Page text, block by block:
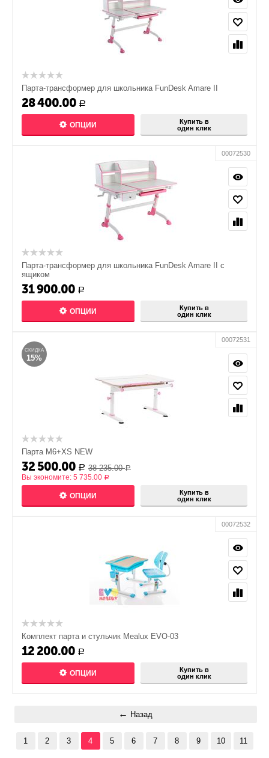
Парта-трансформер для школьника FunDesk Amare II
28 400.00 Р
ОПЦИИ
Купить в
один клик
00072530
Парта-трансформер для школьника FunDesk Amare II с
ящиком
31 900.00 Р
ОПЦИИ
Купить в
один клик
СКИДКА
15%
00072531
Парта M6+XS NEW
32 500.00 Р 38 235.00 Р
Вы экономите: 5 735.00 Р
ОПЦИИ
Купить в
один клик
00072532
Комплект парта и стульчик Mealux EVO-03
12 200.00 Р
ОПЦИИ
Купить в
один клик
Назад
1 2 3 4 5 6 7 8 9 10 11